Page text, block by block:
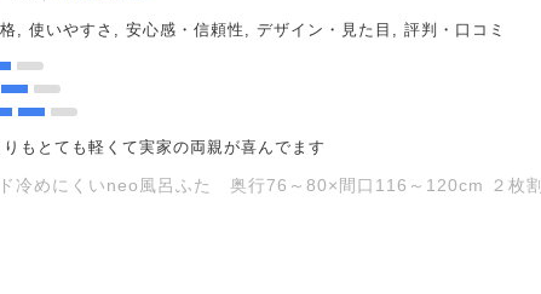
, 使いやすさ, 安心感・信頼性, デザイン・見た目, 評判・口コミ
もとても軽くて実家の両親が喜んでます
冷めにくいneo風呂ふた 奥行76～80×間口116～120cm ２枚割